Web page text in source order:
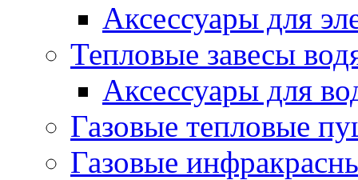
Аксессуары для
Тепловые завесы
Аксессуары для
Газовые тепловые
Газовые